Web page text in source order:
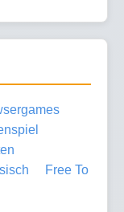
Free To